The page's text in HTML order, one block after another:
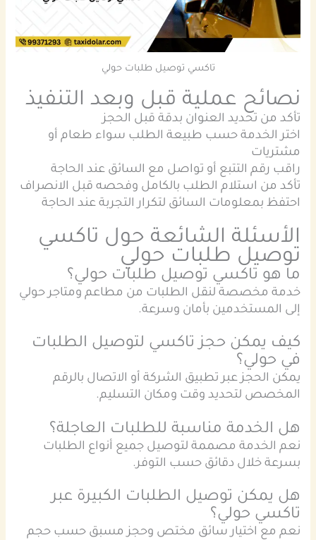
تاكسي توصيل طلبات حولي
نصائح عملية قبل وبعد التنفيذ
تأكد من تحديد العنوان بدقة قبل الحجز
اختر الخدمة حسب طبيعة الطلب سواء طعام أو
مشتريات
راقب رقم التتبع أو تواصل مع السائق عند الحاجة
تأكد من استلام الطلب بالكامل وفحصه قبل الانصراف
احتفظ بمعلومات السائق لتكرار التجربة عند الحاجة
الأسئلة الشائعة حول تاكسي
توصيل طلبات حولي
ما هو تاكسي توصيل طلبات حولي؟
خدمة مخصصة لنقل الطلبات من مطاعم ومتاجر حولي
إلى المستخدمين بأمان وسرعة.
كيف يمكن حجز تاكسي لتوصيل الطلبات
في حولي؟
يمكن الحجز عبر تطبيق الشركة أو الاتصال بالرقم
المخصص لتحديد وقت ومكان التسليم.
هل الخدمة مناسبة للطلبات العاجلة؟
نعم الخدمة مصممة لتوصيل جميع أنواع الطلبات
بسرعة خلال دقائق حسب التوفر.
هل يمكن توصيل الطلبات الكبيرة عبر
تاكسي حولي؟
نعم مع اختيار سائق مختص وحجز مسبق حسب حجم